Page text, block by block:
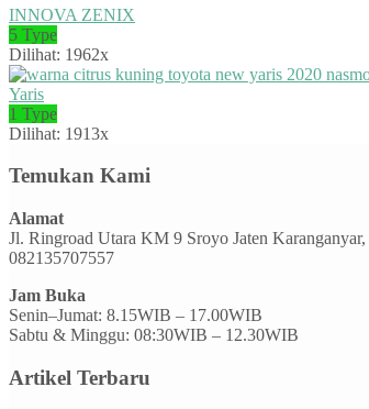
INNOVA ZENIX
5 Type
Dilihat: 1962x
Yaris
1 Type
Dilihat: 1913x
Temukan Kami
Alamat
Jl. Ringroad Utara KM 9 Sroyo Jaten Karanganyar,
082135707557
Jam Buka
Senin–Jumat: 8.15WIB – 17.00WIB
Sabtu & Minggu: 08:30WIB – 12.30WIB
Artikel Terbaru